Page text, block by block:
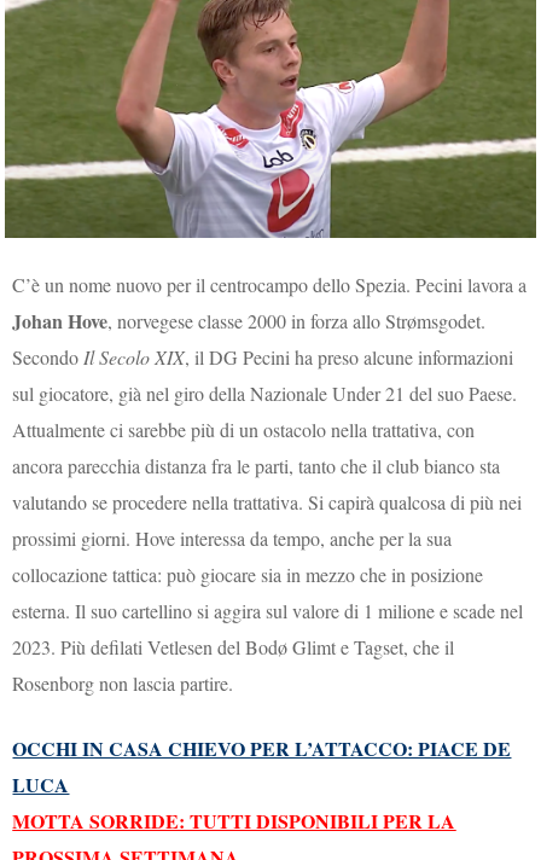
C’è un nome nuovo per il centrocampo dello Spezia. Pecini lavora a
Johan Hove, norvegese classe 2000 in forza allo Strømsgodet.
Secondo Il Secolo XIX, il DG Pecini ha preso alcune informazioni
sul giocatore, già nel giro della Nazionale Under 21 del suo Paese.
Attualmente ci sarebbe più di un ostacolo nella trattativa, con
ancora parecchia distanza fra le parti, tanto che il club bianco sta
valutando se procedere nella trattativa. Si capirà qualcosa di più nei
prossimi giorni. Hove interessa da tempo, anche per la sua
collocazione tattica: può giocare sia in mezzo che in posizione
esterna. Il suo cartellino si aggira sul valore di 1 milione e scade nel
2023. Più defilati Vetlesen del Bodø Glimt e Tagset, che il
Rosenborg non lascia partire.
OCCHI IN CASA CHIEVO PER L’ATTACCO: PIACE DE
LUCA
MOTTA SORRIDE: TUTTI DISPONIBILI PER LA